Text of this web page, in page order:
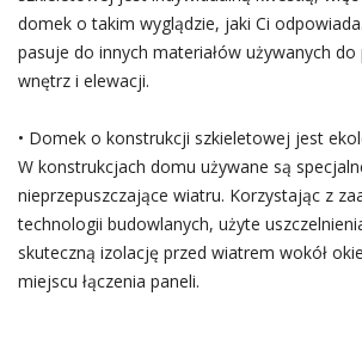
domek o takim wyglądzie, jaki Ci
pasuje do innych materiałów używanych
wnętrz i elewacji.
• Domek o konstrukcji szkieletowej jest
W konstrukcjach domu używane są
nieprzepuszczające wiatru. Korzystając z
technologii budowlanych, użyte
skuteczną izolację przed wiatrem wokół
miejscu łączenia paneli.